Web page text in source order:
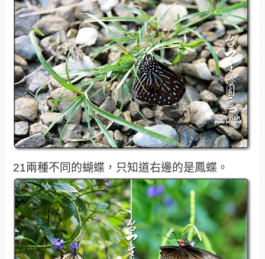
21兩種不同的蝴蝶，只知道右邊的是鳳蝶。